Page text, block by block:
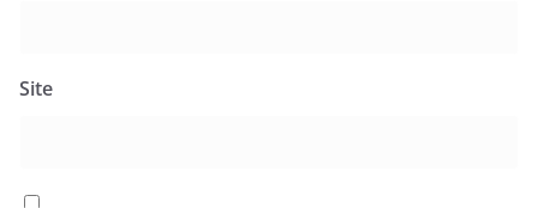
Site